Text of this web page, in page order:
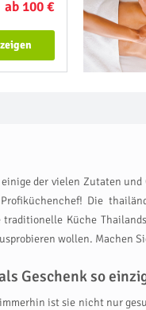
ab 100 €
der vielen Zutaten
Die
Küche
wollen. Machen
Geschenk so
ist sie nicht nur